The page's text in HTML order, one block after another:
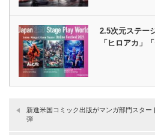
2.5次元ステー
「ヒロアカ」
新進米国コミック出版がマンガ部門スター
弾